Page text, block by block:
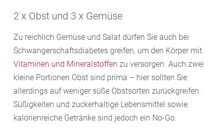
2 x Obst und 3 x Gemüse
Zu reichlich Gemüse und Salat dürfen Sie auch bei
Schwangerschaftsdiabetes greifen, um den Körper mit
Vitaminen und Mineralstoffen zu versorgen. Auch zwei
kleine Portionen Obst sind prima – hier sollten Sie
allerdings auf weniger süße Obstsorten zurückgreifen.
Süßigkeiten und zuckerhaltige Lebensmittel sowie
kalorienreiche Getränke sind jedoch ein No-Go.